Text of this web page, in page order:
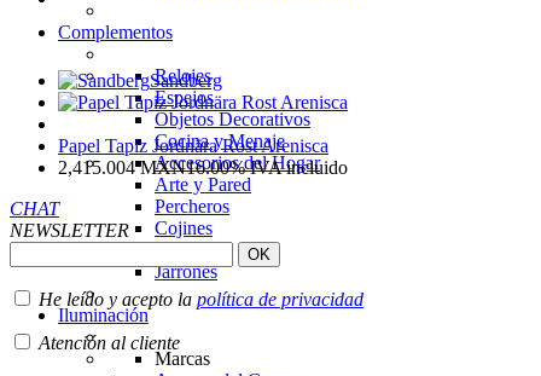
Complementos
Relojes
Espejos
Objetos Decorativos
Cocina y Menaje
Accesorios del Hogar
Arte y Pared
Percheros
Cojines
Infantiles
Jarrones
Iluminación
Marcas
Sandberg
Papel Tapiz Jordnära Rost Arenisca
2,415.004 MXN16.00%IVA incluido
CHAT
NEWSLETTER
He leído y acepto la política de privacidad
Atención al cliente